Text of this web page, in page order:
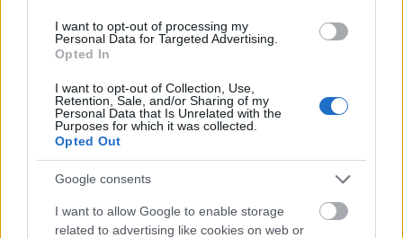
I want to opt-out of processing my
Personal Data for Targeted Advertising.
Opted In
I want to opt-out of Collection, Use,
Retention, Sale, and/or Sharing of my
Personal Data that Is Unrelated with the
Purposes for which it was collected.
Opted Out
Google consents
I want to allow Google to enable storage
related to advertising like cookies on web or
ad